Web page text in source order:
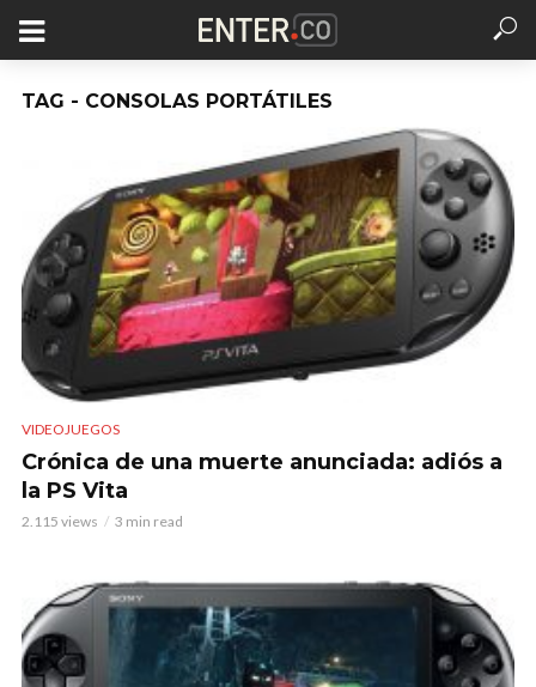
TAG - CONSOLAS PORTÁTILES
VIDEOJUEGOS
Crónica de una muerte anunciada: adiós a
la PS Vita
2.115 views 3 min read